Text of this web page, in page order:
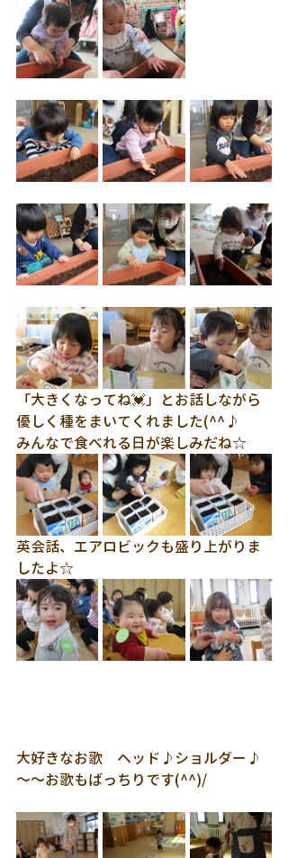
「大きくなってね💓」とお話しながら
優しく種をまいてくれました(^^♪
みんなで食べれる日が楽しみだね☆
英会話、エアロビックも盛り上がりま
したよ☆
大好きなお歌　ヘッド♪ショルダー♪
～～お歌もばっちりです(^^)/